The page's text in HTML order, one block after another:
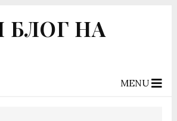
БЛОГ НА
MENU